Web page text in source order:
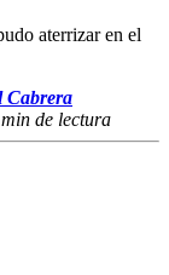
aterrizar en el
Cabrera
de lectura